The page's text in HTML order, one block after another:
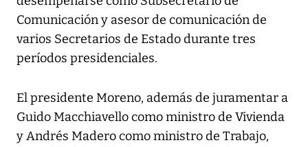
Comunicación y asesor de comunicación de
varios Secretarios de Estado durante tres
períodos presidenciales.
El presidente Moreno, además de juramentar a
Guido Macchiavello como ministro de Vivienda
y Andrés Madero como ministro de Trabajo,